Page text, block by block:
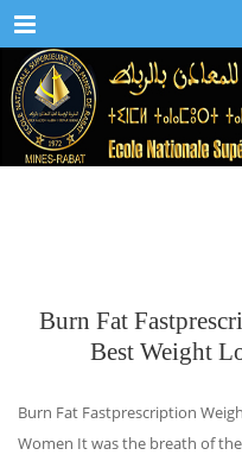
Menu
Burn Fat
Best Weight
Burn Fat Fastprescription
Women It was the breath of